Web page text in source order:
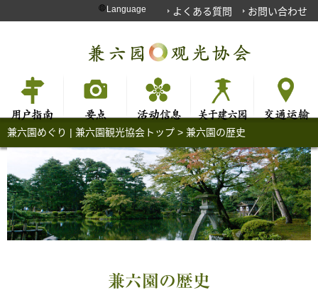
Language よくある質問 お問い合わせ
兼六園めぐり | 兼六園観光協会トップ > 兼六園の歴史
兼六園の歴史